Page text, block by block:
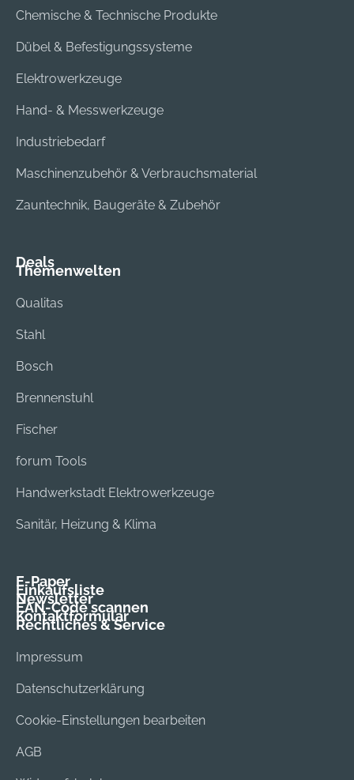
Chemische & Technische Produkte
Dübel & Befestigungssysteme
Elektrowerkzeuge
Hand- & Messwerkzeuge
Industriebedarf
Maschinenzubehör & Verbrauchsmaterial
Zauntechnik, Baugeräte & Zubehör
Deals
Themenwelten
Qualitas
Stahl
Bosch
Brennenstuhl
Fischer
forum Tools
Handwerkstadt Elektrowerkzeuge
Sanitär, Heizung & Klima
E-Paper
Einkaufsliste
Newsletter
EAN-Code scannen
Kontaktformular
Rechtliches & Service
Impressum
Datenschutzerklärung
Cookie-Einstellungen bearbeiten
AGB